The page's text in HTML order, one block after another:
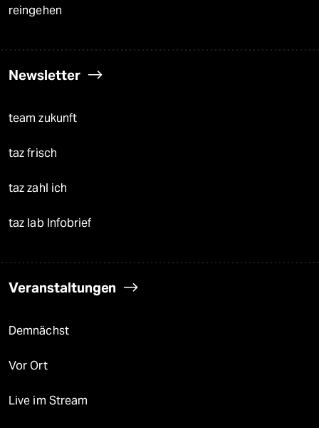
reingehen
Newsletter
team zukunft
taz frisch
taz zahl ich
taz lab Infobrief
Veranstaltungen
Demnächst
Vor Ort
Live im Stream